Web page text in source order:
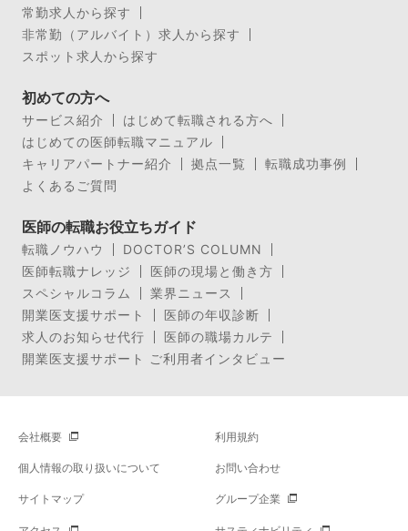
常勤求人から探す
非常勤（アルバイト）求人から探す
スポット求人から探す
初めての方へ
サービス紹介
はじめて転職される方へ
はじめての医師転職マニュアル
キャリアパートナー紹介
拠点一覧
転職成功事例
よくあるご質問
医師の転職お役立ちガイド
転職ノウハウ
DOCTOR’S COLUMN
医師転職ナレッジ
医師の現場と働き方
スペシャルコラム
業界ニュース
開業医支援サポート
医師の年収診断
求人のお知らせ代行
医師の職場カルテ
開業医支援サポート ご利用者インタビュー
会社概要 利用規約
個人情報の取り扱いについて お問い合わせ
サイトマップ グループ企業